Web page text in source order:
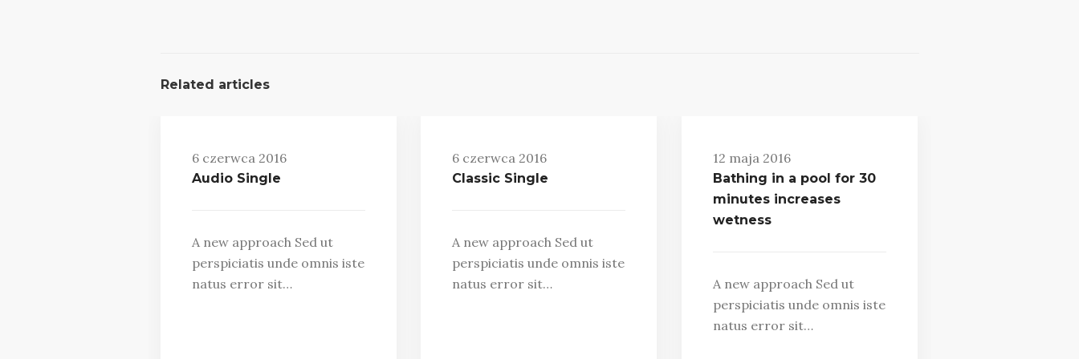
Related articles
6 czerwca 2016
Audio Single
A new approach Sed ut
perspiciatis unde omnis iste
natus error sit…
6 czerwca 2016
Classic Single
A new approach Sed ut
perspiciatis unde omnis iste
natus error sit…
12 maja 2016
Bathing in a pool for 30
minutes increases
wetness
A new approach Sed ut
perspiciatis unde omnis iste
natus error sit…